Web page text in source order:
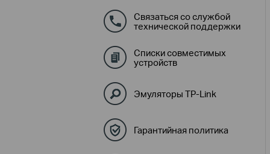
Связаться со службой
технической поддержки
Списки совместимых
устройств
Эмуляторы TP-Link
Гарантийная политика